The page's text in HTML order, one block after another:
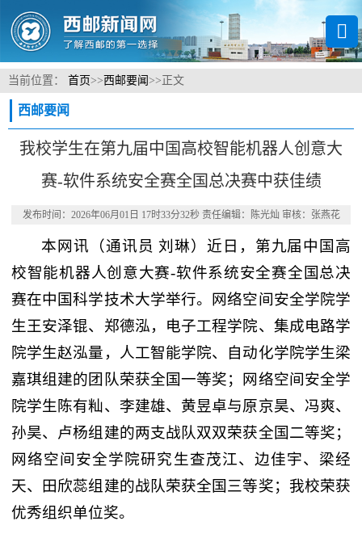
当前位置： 首页>>西邮要闻 >> 正文
西邮要闻
我校学生在第九届中国高校智能机器人创意大
赛-软件系统安全赛全国总决赛中获佳绩
发布时间：2026年06月01日 17时33分32秒 责任编辑：陈光灿 审核：张燕花
本网讯 （通讯员 刘琳） 近日，第九届中国高
校智能机器人创意大赛-软件系统安全赛全国总决
赛在中国科学技术大学举行。网络空间安全学院学
生王安泽锟、郑德泓，电子工程学院、集成电路学
院学生赵泓量，人工智能学院、自动化学院学生梁
嘉琪组建的团队荣获全国一等奖；网络空间安全学
院学生陈有籼、李建雄、黄昱卓与原京昊、冯爽、
孙昊、卢杨组建的两支战队双双荣获全国二等奖；
网络空间安全学院研究生查茂江、边佳宇、梁经
天、田欣蕊组建的战队荣获全国三等奖；我校荣获
优秀组织单位奖。